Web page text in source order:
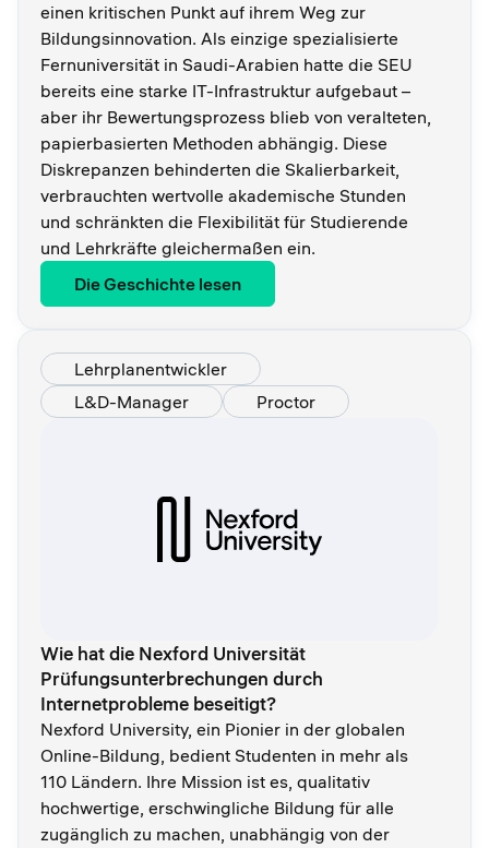
einen kritischen Punkt auf ihrem Weg zur
Bildungsinnovation. Als einzige spezialisierte
Fernuniversität in Saudi-Arabien hatte die SEU
bereits eine starke IT-Infrastruktur aufgebaut –
aber ihr Bewertungsprozess blieb von veralteten,
papierbasierten Methoden abhängig. Diese
Diskrepanzen behinderten die Skalierbarkeit,
verbrauchten wertvolle akademische Stunden
und schränkten die Flexibilität für Studierende
und Lehrkräfte gleichermaßen ein.
Die Geschichte lesen
Lehrplanentwickler
L&D-Manager
Proctor
Wie hat die Nexford Universität
Prüfungsunterbrechungen durch
Internetprobleme beseitigt?
Nexford University, ein Pionier in der globalen
Online-Bildung, bedient Studenten in mehr als
110 Ländern. Ihre Mission ist es, qualitativ
hochwertige, erschwingliche Bildung für alle
zugänglich zu machen, unabhängig von der